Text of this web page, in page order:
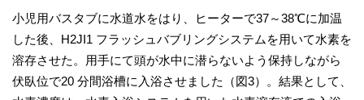
小児用バスタブに水道水をはり、ヒーターで37～38℃に加温
した後、H2JI1 フラッシュバブリングシステムを用いて水素を
溶存させた。用手にて頭が水中に潜らないよう保持しながら
伏臥位で20 分間浴槽に入浴させました（図3）。結果として、